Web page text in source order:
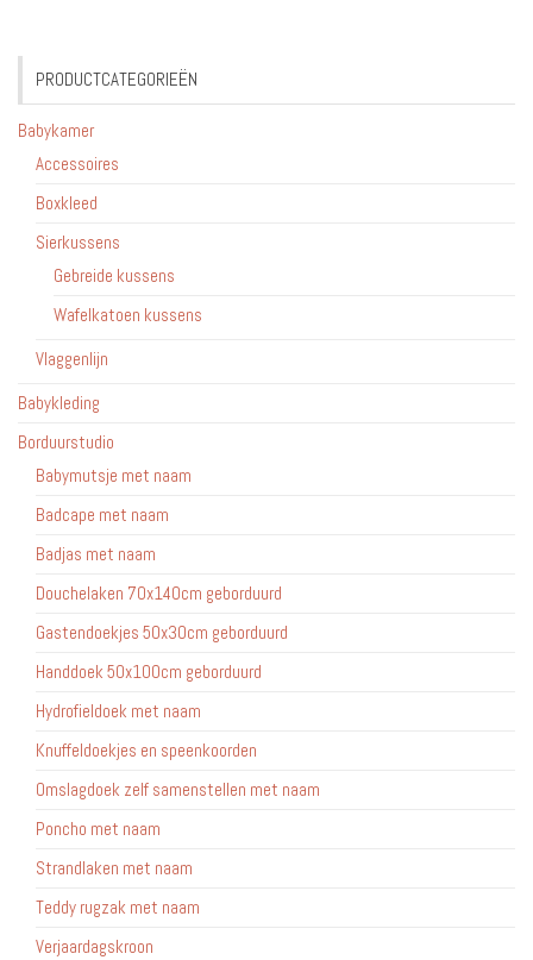
PRODUCTCATEGORIEËN
Babykamer
Accessoires
Boxkleed
Sierkussens
Gebreide kussens
Wafelkatoen kussens
Vlaggenlijn
Babykleding
Borduurstudio
Babymutsje met naam
Badcape met naam
Badjas met naam
Douchelaken 70x140cm geborduurd
Gastendoekjes 50x30cm geborduurd
Handdoek 50x100cm geborduurd
Hydrofieldoek met naam
Knuffeldoekjes en speenkoorden
Omslagdoek zelf samenstellen met naam
Poncho met naam
Strandlaken met naam
Teddy rugzak met naam
Verjaardagskroon